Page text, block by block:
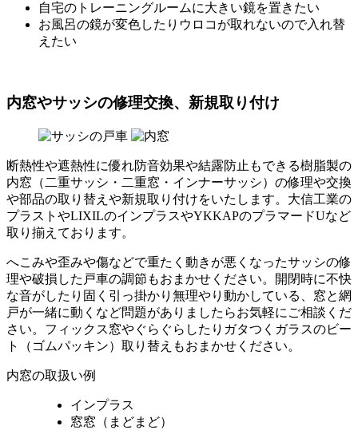
自宅のトレーニングルームに大きい鏡を置きたい
お風呂の鏡が変色したりウロコが取れないので入れ替
えたい
内窓やサッシの修理交換、新規取り付け
断熱性や遮熱性に優れ防音効果や結露防止もできる樹脂製の
内窓（二重サッシ・二重窓・インナーサッシ）の修理や交換
や部品の取り替えや新規取り付けをいたします。大信工業の
プラストやLIXILのインプラスやYKKAPのプラマードUなど
取り揃えております。
へこみや歪みや傷などで重たく動きが悪くなったサッシの修
理や破損した戸車の調節もおまかせください。開閉時に不快
な音がしたり固く引っ掛かり無理やり動かしている、窓と網
戸が一緒に動くなど問題がありましたらお気軽にご相談くだ
さい。フィックス窓やぐらぐらしたりガタつくガラスのビー
ト（ゴムパッキン）取り替えもおまかせください。
内窓の取扱い例
インプラス
窓窓（まどまど）